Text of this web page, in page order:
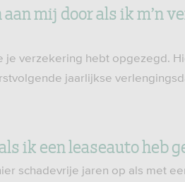
mij door als ik m’n
je verzekering hebt opgezegd.
jaarlijkse
ik een leaseauto heb
schadevrije jaren op als met